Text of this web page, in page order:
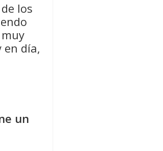
los
en día,
un